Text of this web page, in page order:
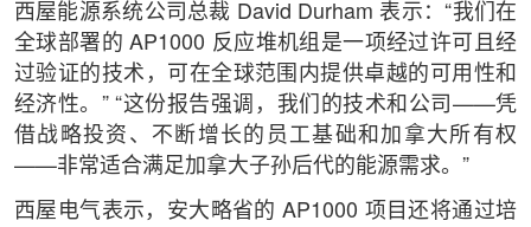
西屋能源系统公司总裁 David Durham 表示：“我们在
全球部署的 AP1000 反应堆机组是一项经过许可且经
过验证的技术，可在全球范围内提供卓越的可用性和
经济性。” “这份报告强调，我们的技术和公司——凭
借战略投资、不断增长的员工基础和加拿大所有权
——非常适合满足加拿大子孙后代的能源需求。”
西屋电气表示，安大略省的 AP1000 项目还将通过培